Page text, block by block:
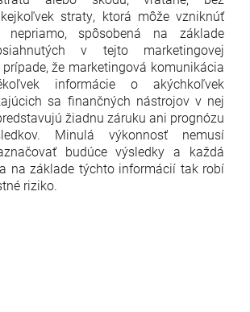
straty, ktorá môže vzniknúť
nepriamo, spôsobená na základe
v tejto marketingovej
že marketingová komunikácia
informácie o akýchkoľvek
sa finančných nástrojov v nej
žiadnu záruku ani prognózu
Minulá výkonnosť nemusí
budúce výsledky a každá
na základe týchto informácií tak robí
riziko.